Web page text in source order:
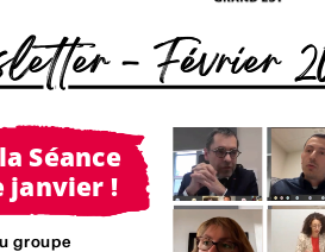
Séance
janvier !
u groupe
- Février